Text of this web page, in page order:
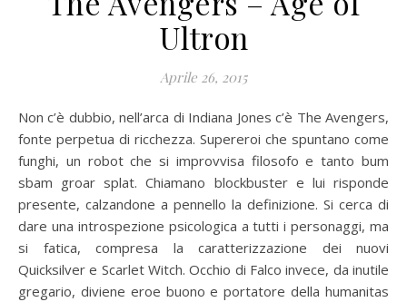
Ultron
Aprile 26, 2015
Non c’è dubbio, nell’arca di Indiana Jones c’è The Avengers,
fonte perpetua di ricchezza. Supereroi che spuntano come
funghi, un robot che si improvvisa filosofo e tanto bum
sbam groar splat. Chiamano blockbuster e lui risponde
presente, calzandone a pennello la definizione. Si cerca di
dare una introspezione psicologica a tutti i personaggi, ma
si fatica, compresa la caratterizzazione dei nuovi
Quicksilver e Scarlet Witch. Occhio di Falco invece, da inutile
gregario, diviene eroe buono e portatore della humanitas